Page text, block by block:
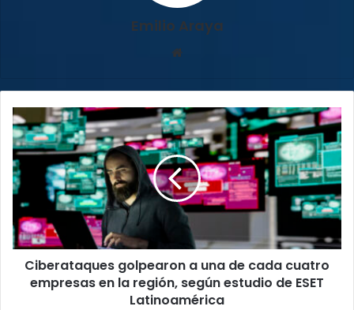
Emilio Araya
Ciberataques
golpearon
a
una
de
cada
cuatro
empresas
en
región,
Ciberataques golpearon a una de cada cuatro
empresas en la región, según estudio de ESET
Latinoamérica